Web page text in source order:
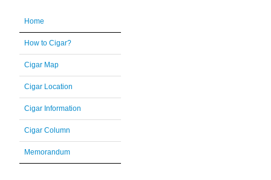
Cigar Information
Memorandum
Home
How to Cigar?
Cigar Map
Cigar Location
Cigar Information
Cigar Column
Memorandum